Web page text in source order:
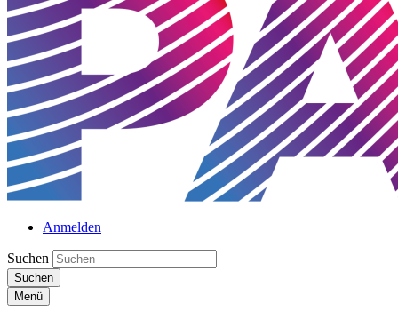
Anmelden
Suchen
Suchen
Menü